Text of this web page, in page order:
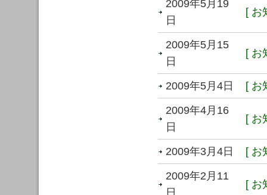
2009年5月19
日
[ お
2009年5月15
日
[ お
2009年5月4日 [ お
2009年4月16
日
[ お
2009年3月4日 [ お
2009年2月11
日
[ お